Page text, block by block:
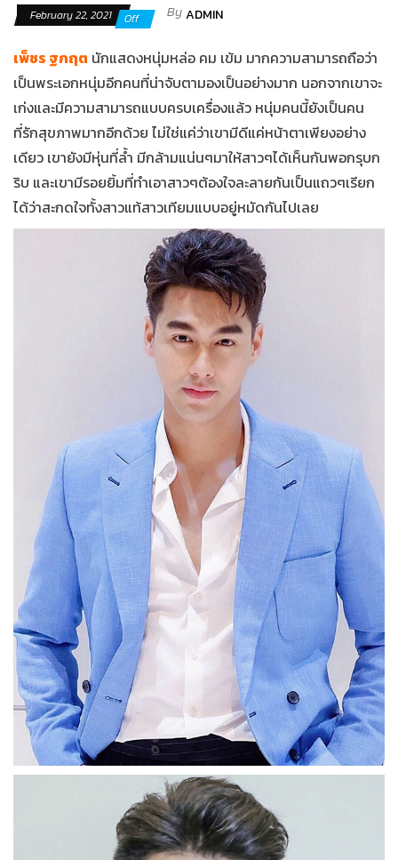
February 22, 2021 Off ByADMIN
เพ็ชร ฐกฤต นักแสดงหนุ่มหล่อ คม เข้ม มากความสามารถถือว่า
เป็นพระเอกหนุ่มอีกคนที่น่าจับตามองเป็นอย่างมาก นอกจากเขาจะ
เก่งและมีความสามารถแบบครบเครื่องแล้ว หนุ่มคนนี้ยังเป็นคน
ที่รักสุขภาพมากอีกด้วย ไม่ใช่แค่ว่าเขามีดีแค่หน้าตาเพียงอย่าง
เดียว เขายังมีหุ่นที่ล้ำ มีกล้ามแน่นๆมาให้สาวๆได้เห็นกันพอกรุบก
ริบ และเขามีรอยยิ้มที่ทำเอาสาวๆต้องใจละลายกันเป็นแถวๆเรียก
ได้ว่าสะกดใจทั้งสาวแท้สาวเทียมแบบอยู่หมัดกันไปเลย